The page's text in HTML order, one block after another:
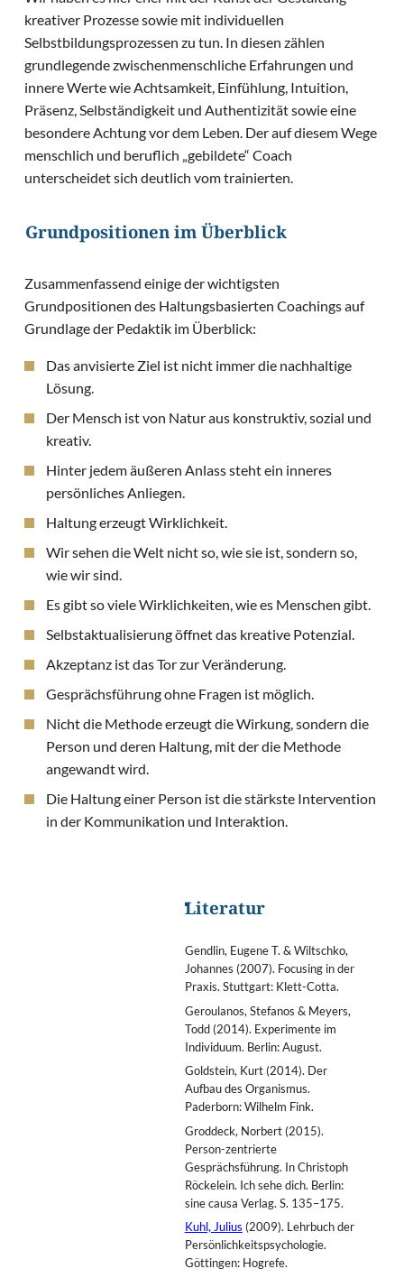
kreativer Prozesse sowie mit individuellen
Selbstbildungsprozessen zu tun. In diesen zählen
grundlegende zwischenmenschliche Erfahrungen und
innere Werte wie Achtsamkeit, Einfühlung, Intuition,
Präsenz, Selbständigkeit und Authentizität sowie eine
besondere Achtung vor dem Leben. Der auf diesem Wege
menschlich und beruflich „gebildete“ Coach
unterscheidet sich deutlich vom trainierten.
Grundpositionen im Überblick
Zusammenfassend einige der wichtigsten
Grundpositionen des Haltungsbasierten Coachings auf
Grundlage der Pedaktik im Überblick:
Das anvisierte Ziel ist nicht immer die nachhaltige
Lösung.
Der Mensch ist von Natur aus konstruktiv, sozial und
kreativ.
Hinter jedem äußeren Anlass steht ein inneres
persönliches Anliegen.
Haltung erzeugt Wirklichkeit.
Wir sehen die Welt nicht so, wie sie ist, sondern so,
wie wir sind.
Es gibt so viele Wirklichkeiten, wie es Menschen gibt.
Selbstaktualisierung öffnet das kreative Potenzial.
Akzeptanz ist das Tor zur Veränderung.
Gesprächsführung ohne Fragen ist möglich.
Nicht die Methode erzeugt die Wirkung, sondern die
Person und deren Haltung, mit der die Methode
angewandt wird.
Die Haltung einer Person ist die stärkste Intervention
in der Kommunikation und Interaktion.
Literatur
Gendlin, Eugene T. & Wiltschko,
Johannes (2007). Focusing in der
Praxis. Stuttgart: Klett-Cotta.
Geroulanos, Stefanos & Meyers,
Todd (2014). Experimente im
Individuum. Berlin: August.
Goldstein, Kurt (2014). Der
Aufbau des Organismus.
Paderborn: Wilhelm Fink.
Groddeck, Norbert (2015).
Person-zentrierte
Gesprächsführung. In Christoph
Röckelein. Ich sehe dich. Berlin:
sine causa Verlag. S. 135–175.
Kuhl, Julius (2009). Lehrbuch der
Persönlichkeitspsychologie.
Göttingen: Hogrefe.